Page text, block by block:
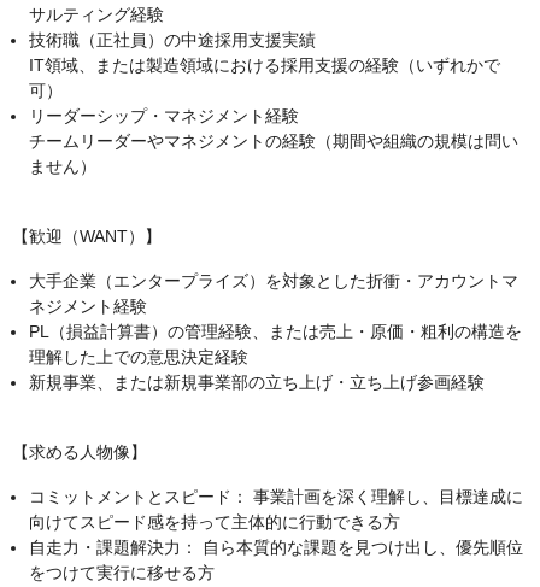
サルティング経験
技術職（正社員）の中途採用支援実績
IT領域、または製造領域における採用支援の経験（いずれかで
可）
リーダーシップ・マネジメント経験
チームリーダーやマネジメントの経験（期間や組織の規模は問い
ません）
【歓迎（WANT）】
大手企業（エンタープライズ）を対象とした折衝・アカウントマ
ネジメント経験
PL（損益計算書）の管理経験、または売上・原価・粗利の構造を
理解した上での意思決定経験
新規事業、または新規事業部の立ち上げ・立ち上げ参画経験
【求める人物像】
コミットメントとスピード： 事業計画を深く理解し、目標達成に
向けてスピード感を持って主体的に行動できる方
自走力・課題解決力： 自ら本質的な課題を見つけ出し、優先順位
をつけて実行に移せる方